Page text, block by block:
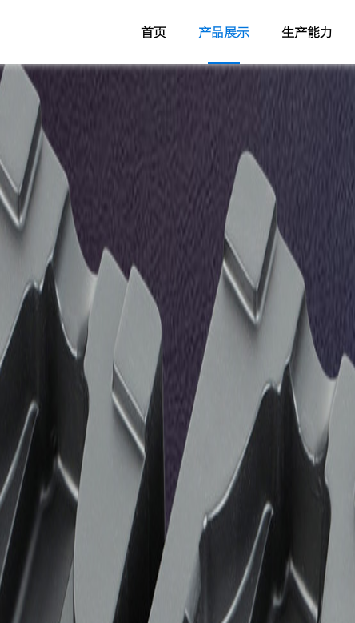
首页 产品展示 生产能力